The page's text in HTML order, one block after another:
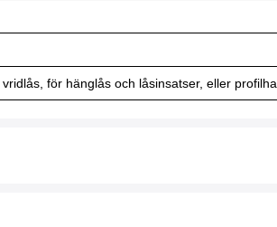
för hänglås och låsinsatser, eller